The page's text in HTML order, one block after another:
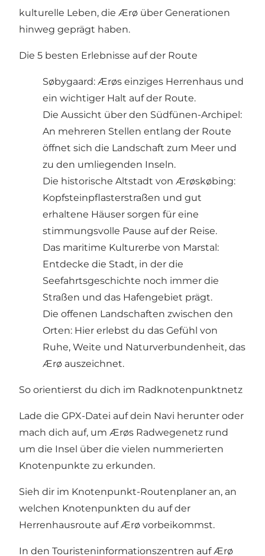
kulturelle Leben, die Ærø über Generationen
hinweg geprägt haben.
Die 5 besten Erlebnisse auf der Route
Søbygaard: Ærøs einziges Herrenhaus und
ein wichtiger Halt auf der Route.
Die Aussicht über den Südfünen-Archipel:
An mehreren Stellen entlang der Route
öffnet sich die Landschaft zum Meer und
zu den umliegenden Inseln.
Die historische Altstadt von Ærøskøbing:
Kopfsteinpflasterstraßen und gut
erhaltene Häuser sorgen für eine
stimmungsvolle Pause auf der Reise.
Das maritime Kulturerbe von Marstal:
Entdecke die Stadt, in der die
Seefahrtsgeschichte noch immer die
Straßen und das Hafengebiet prägt.
Die offenen Landschaften zwischen den
Orten: Hier erlebst du das Gefühl von
Ruhe, Weite und Naturverbundenheit, das
Ærø auszeichnet.
So orientierst du dich im Radknotenpunktnetz
Lade die GPX-Datei auf dein Navi herunter oder
mach dich auf, um Ærøs Radwegenetz rund
um die Insel über die vielen nummerierten
Knotenpunkte zu erkunden.
Sieh dir im Knotenpunkt-Routenplaner an, an
welchen Knotenpunkten du auf der
Herrenhausroute auf Ærø vorbeikommst.
In den Touristeninformationszentren auf Ærø